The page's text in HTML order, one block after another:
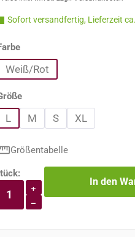
Sofort versandfertig, Lieferzeit
auswählen
Weiß/Rot
auswählen
L M S XL
Größentabelle
Anzahl: Gib
+
−
In den